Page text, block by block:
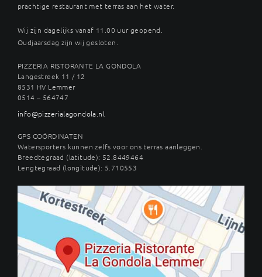
prachtige restaurant met terras aan het water.
Wij zijn dagelijks vanaf 11.00 uur geopend.
Oudjaarsdag zijn wij gesloten.
PIZZERIA RISTORANTE LA GONDOLA
Langestreek 11 / 12
8531 HV Lemmer
0514 – 564747
info@pizzerialagondola.nl
GPS COÖRDINATEN
Watersporters kunnen zelfs voor ons terras aanleggen.
Breedtegraad (latitude): 52.8449464
Lengtegraad (longitude): 5.710553